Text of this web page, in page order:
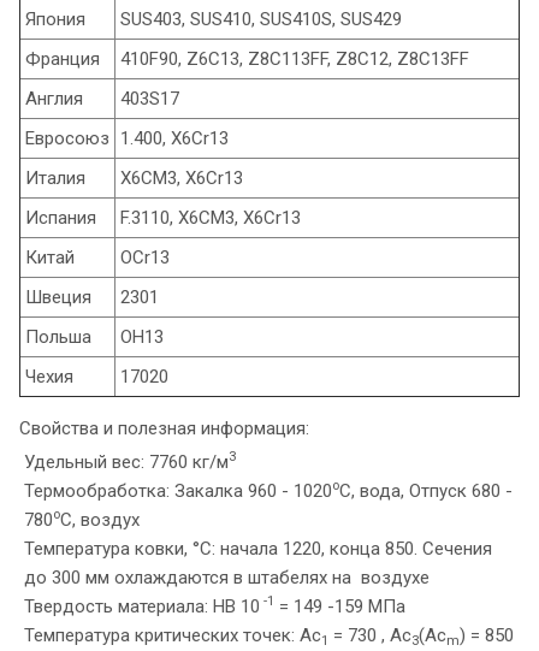
Япония
SUS403, SUS410, SUS410S, SUS429
Франция
410F90, Z6C13, Z8C113FF, Z8C12, Z8C13FF
Англия
403S17
Евросоюз
1.400, X6Cr13
Италия
X6CM3, X6Cr13
Испания
F.3110, X6CM3, X6Cr13
Китай
OCr13
Швеция
2301
Польша
OH13
Чехия
17020
Свойства и полезная информация:
Удельный вес: 7760 кг/м3
Термообработка: Закалка 960 - 1020oC, вода, Отпуск 680 -
780oC, воздух
Температура ковки, °С: начала 1220, конца 850. Сечения
до 300 мм охлаждаются в штабелях на воздухе
Твердость материала: HB 10 -1
= 149 -159 МПа
Температура критических точек: Ac1 = 730 , Ac3(Acm) = 850